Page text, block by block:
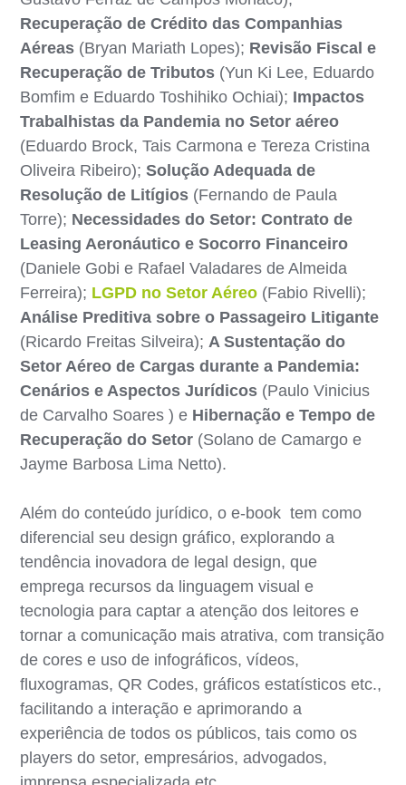
Recuperação de Crédito das Companhias
Aéreas (Bryan Mariath Lopes); Revisão Fiscal e
Recuperação de Tributos (Yun Ki Lee, Eduardo
Bomfim e Eduardo Toshihiko Ochiai); Impactos
Trabalhistas da Pandemia no Setor aéreo
(Eduardo Brock, Tais Carmona e Tereza Cristina
Oliveira Ribeiro);Solução Adequada de
Resolução de Litígios (Fernando de Paula
Torre); Necessidades do Setor: Contrato de
Leasing Aeronáutico e Socorro Financeiro
(Daniele Gobi e Rafael Valadares de Almeida
Ferreira); LGPD no Setor Aéreo (Fabio Rivelli);
Análise Preditiva sobre o Passageiro Litigante
(Ricardo Freitas Silveira); A Sustentação do
Setor Aéreo de Cargas durante a Pandemia:
Cenários e Aspectos Jurídicos (Paulo Vinicius
de Carvalho Soares ) e Hibernação e Tempo de
Recuperação do Setor (Solano de Camargo e
Jayme Barbosa Lima Netto).
Além do conteúdo jurídico, o e-book tem como
diferencial seu design gráfico, explorando a
tendência inovadora de legal design, que
emprega recursos da linguagem visual e
tecnologia para captar a atenção dos leitores e
tornar a comunicação mais atrativa, com transição
de cores e uso de infográficos, vídeos,
fluxogramas, QR Codes, gráficos estatísticos etc.,
facilitando a interação e aprimorando a
experiência de todos os públicos, tais como os
players do setor, empresários, advogados,